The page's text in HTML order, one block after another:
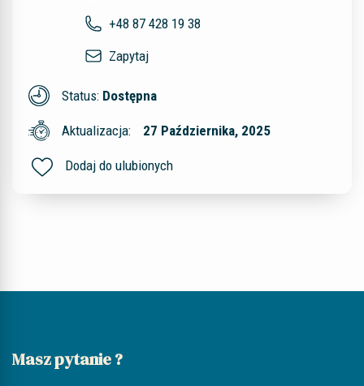
+48 87 428 19 38
Zapytaj
Status: Dostępna
Aktualizacja: 27 Października, 2025
Dodaj do ulubionych
Masz pytanie ?